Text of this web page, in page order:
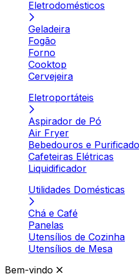
Eletrodomésticos
Geladeira
Fogão
Forno
Cooktop
Cervejeira
Eletroportáteis
Aspirador de Pó
Air Fryer
Bebedouros e
Cafeteiras Elétricas
Liquidificador
Utilidades Domésticas
Chá e Café
Panelas
Utensílios de Cozinha
Utensílios de Mesa
Bem-vindo